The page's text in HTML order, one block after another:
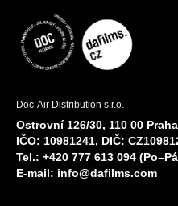
Doc-Air Distribution s.r.o.
Ostrovní 126/30, 110 00
IČO: 10981241, DIČ:
Tel.: +420 777 613 094
E-mail: info@dafilms.com